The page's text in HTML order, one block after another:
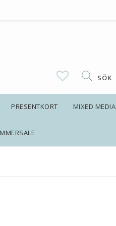
SÖK
PRESENTKORT MIXED MEDIA